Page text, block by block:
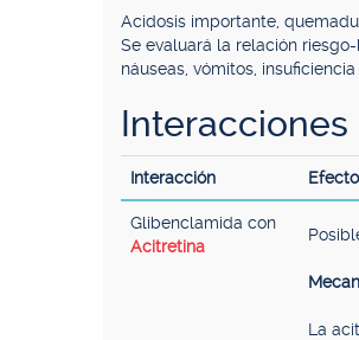
Acidosis importante,
Se evaluará la relación
náuseas, vómitos,
Interacciones
Interacción
Glibenclamida con
Acitretina
La